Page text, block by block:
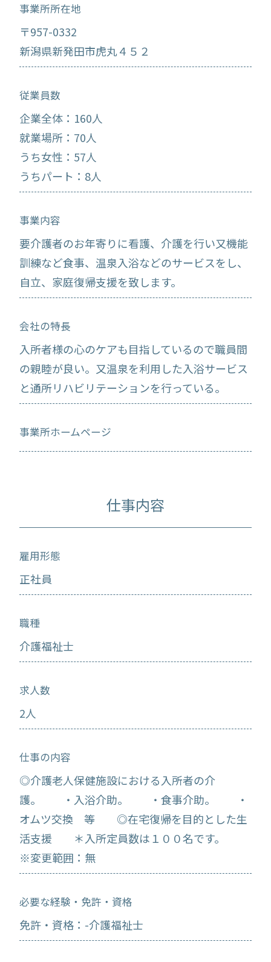
事業所所在地
〒957-0332
新潟県新発田市虎丸４５２
従業員数
企業全体：160人
就業場所：70人
うち女性：57人
うちパート：8人
事業内容
要介護者のお年寄りに看護、介護を行い又機能
訓練など食事、温泉入浴などのサービスをし、
自立、家庭復帰支援を致します。
会社の特長
入所者様の心のケアも目指しているので職員間
の親睦が良い。又温泉を利用した入浴サービス
と通所リハビリテーションを行っている。
事業所ホームページ
仕事内容
雇用形態
正社員
職種
介護福祉士
求人数
2人
仕事の内容
◎介護老人保健施設における入所者の介
護。 ・入浴介助。 ・食事介助。 ・
オムツ交換 等 ◎在宅復帰を目的とした生
活支援 ＊入所定員数は１００名です。
※変更範囲：無
必要な経験・免許・資格
免許・資格：-介護福祉士